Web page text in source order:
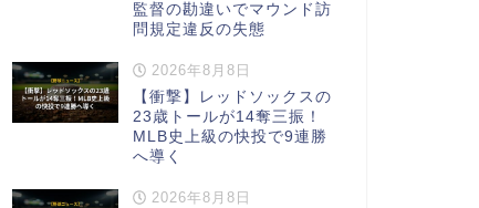
監督の勘違いでマウンド訪
問規定違反の失態
2026年8月8日
【衝撃】レッドソックスの
23歳トールが14奪三振！
MLB史上級の快投で9連勝
へ導く
2026年8月8日